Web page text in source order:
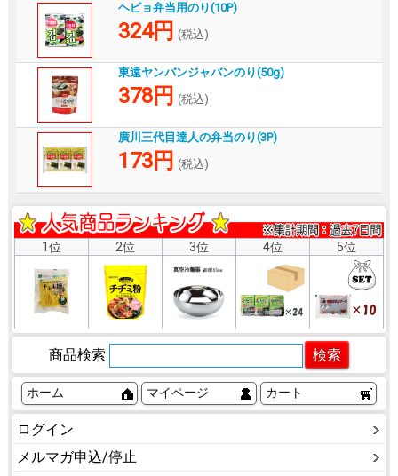
ヘピョ弁当用のり(10P)
324円 (税込)
東遠ヤンバンジャバンのり(50g)
378円 (税込)
廣川三代目達人の弁当のり(3P)
173円 (税込)
1位 2位 3位 4位 5位
商品検索
ホーム マイページ カート
ログイン
メルマガ申込/停止